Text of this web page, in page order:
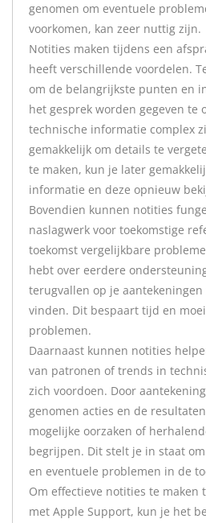
genomen om eventuele
voorkomen, kan zeer nuttig zijn.
Notities maken tijdens een
heeft verschillende voordelen.
om de belangrijkste punten en
het gesprek worden gegeven te
technische informatie complex
gemakkelijk om details te
te maken, kun je later
informatie en deze opnieuw
Bovendien kunnen notities
naslagwerk voor toekomstige
toekomst vergelijkbare
hebt over eerdere
terugvallen op je
vinden. Dit bespaart tijd en
problemen.
Daarnaast kunnen notities
van patronen of trends in
zich voordoen. Door
genomen acties en de
mogelijke oorzaken of
begrijpen. Dit stelt je in staat
en eventuele problemen in de
Om effectieve notities te maken
met Apple Support, kun je het